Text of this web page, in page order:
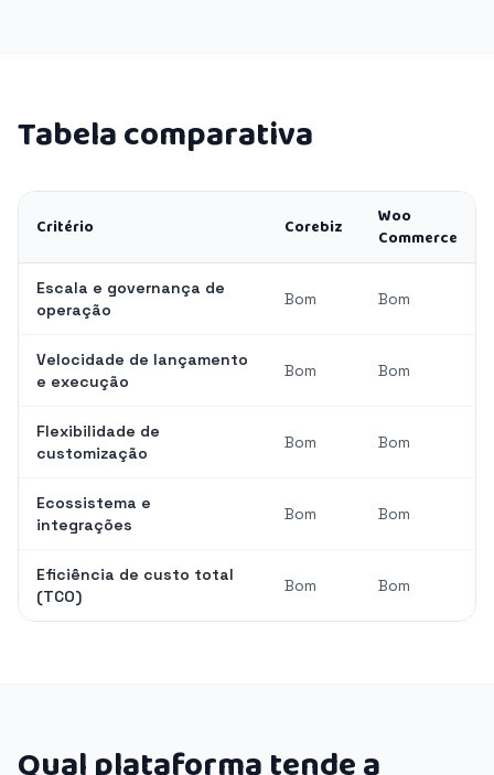
Tabela comparativa
Critério Corebiz
Woo
Commerce
Escala e governança de
operação
Bom Bom
Velocidade de lançamento
e execução
Bom Bom
Flexibilidade de
customização
Bom Bom
Ecossistema e
integrações
Bom Bom
Eficiência de custo total
(TCO)
Bom Bom